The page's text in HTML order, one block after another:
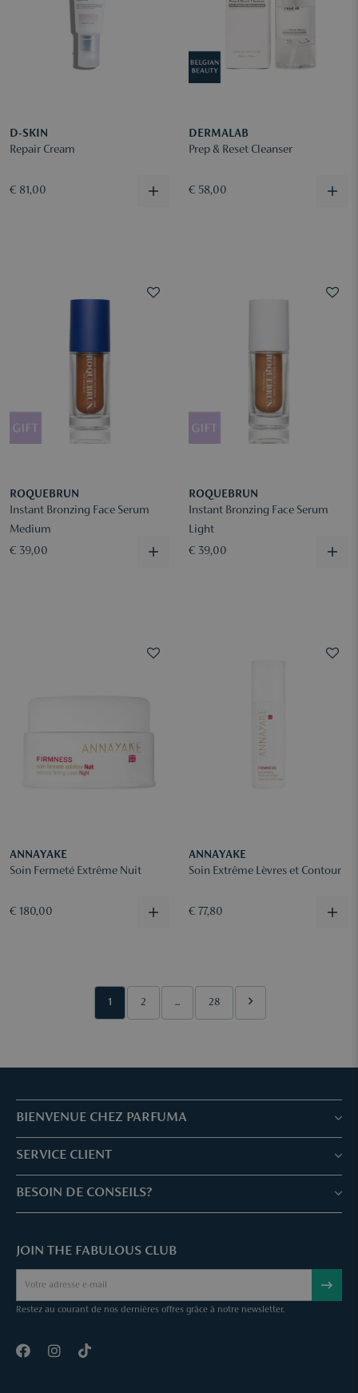
D-SKIN
Repair Cream
€ 81,00
DERMALAB
Prep & Reset Cleanser
€ 58,00
ROQUEBRUN
Instant Bronzing Face Serum
Medium
€ 39,00
ROQUEBRUN
Instant Bronzing Face Serum
Light
€ 39,00
ANNAYAKE
Soin Fermeté Extrême Nuit
€ 180,00
ANNAYAKE
Soin Extrême Lèvres et Contour
€ 77,80
1 2 ... 28
BIENVENUE CHEZ PARFUMA
Boutiques & Services
Réservez votre traitement
À Propos de Parfuma
SERVICE CLIENT
Service client & Questions fréquentes
Parfuma Chèque-Cadeau
Sample Service
BESOIN DE CONSEILS?
Envoyez une mail
Call us
JOIN THE FABULOUS CLUB
Restez au courant de nos dernières offres grâce à notre newsletter.